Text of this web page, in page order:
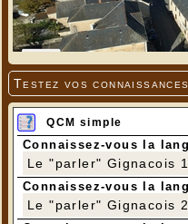
Testez vos
QCM simple
Connaissez-vous la
Le "parler" Gignacois 1
Connaissez-vous la
Le "parler" Gignacois 2